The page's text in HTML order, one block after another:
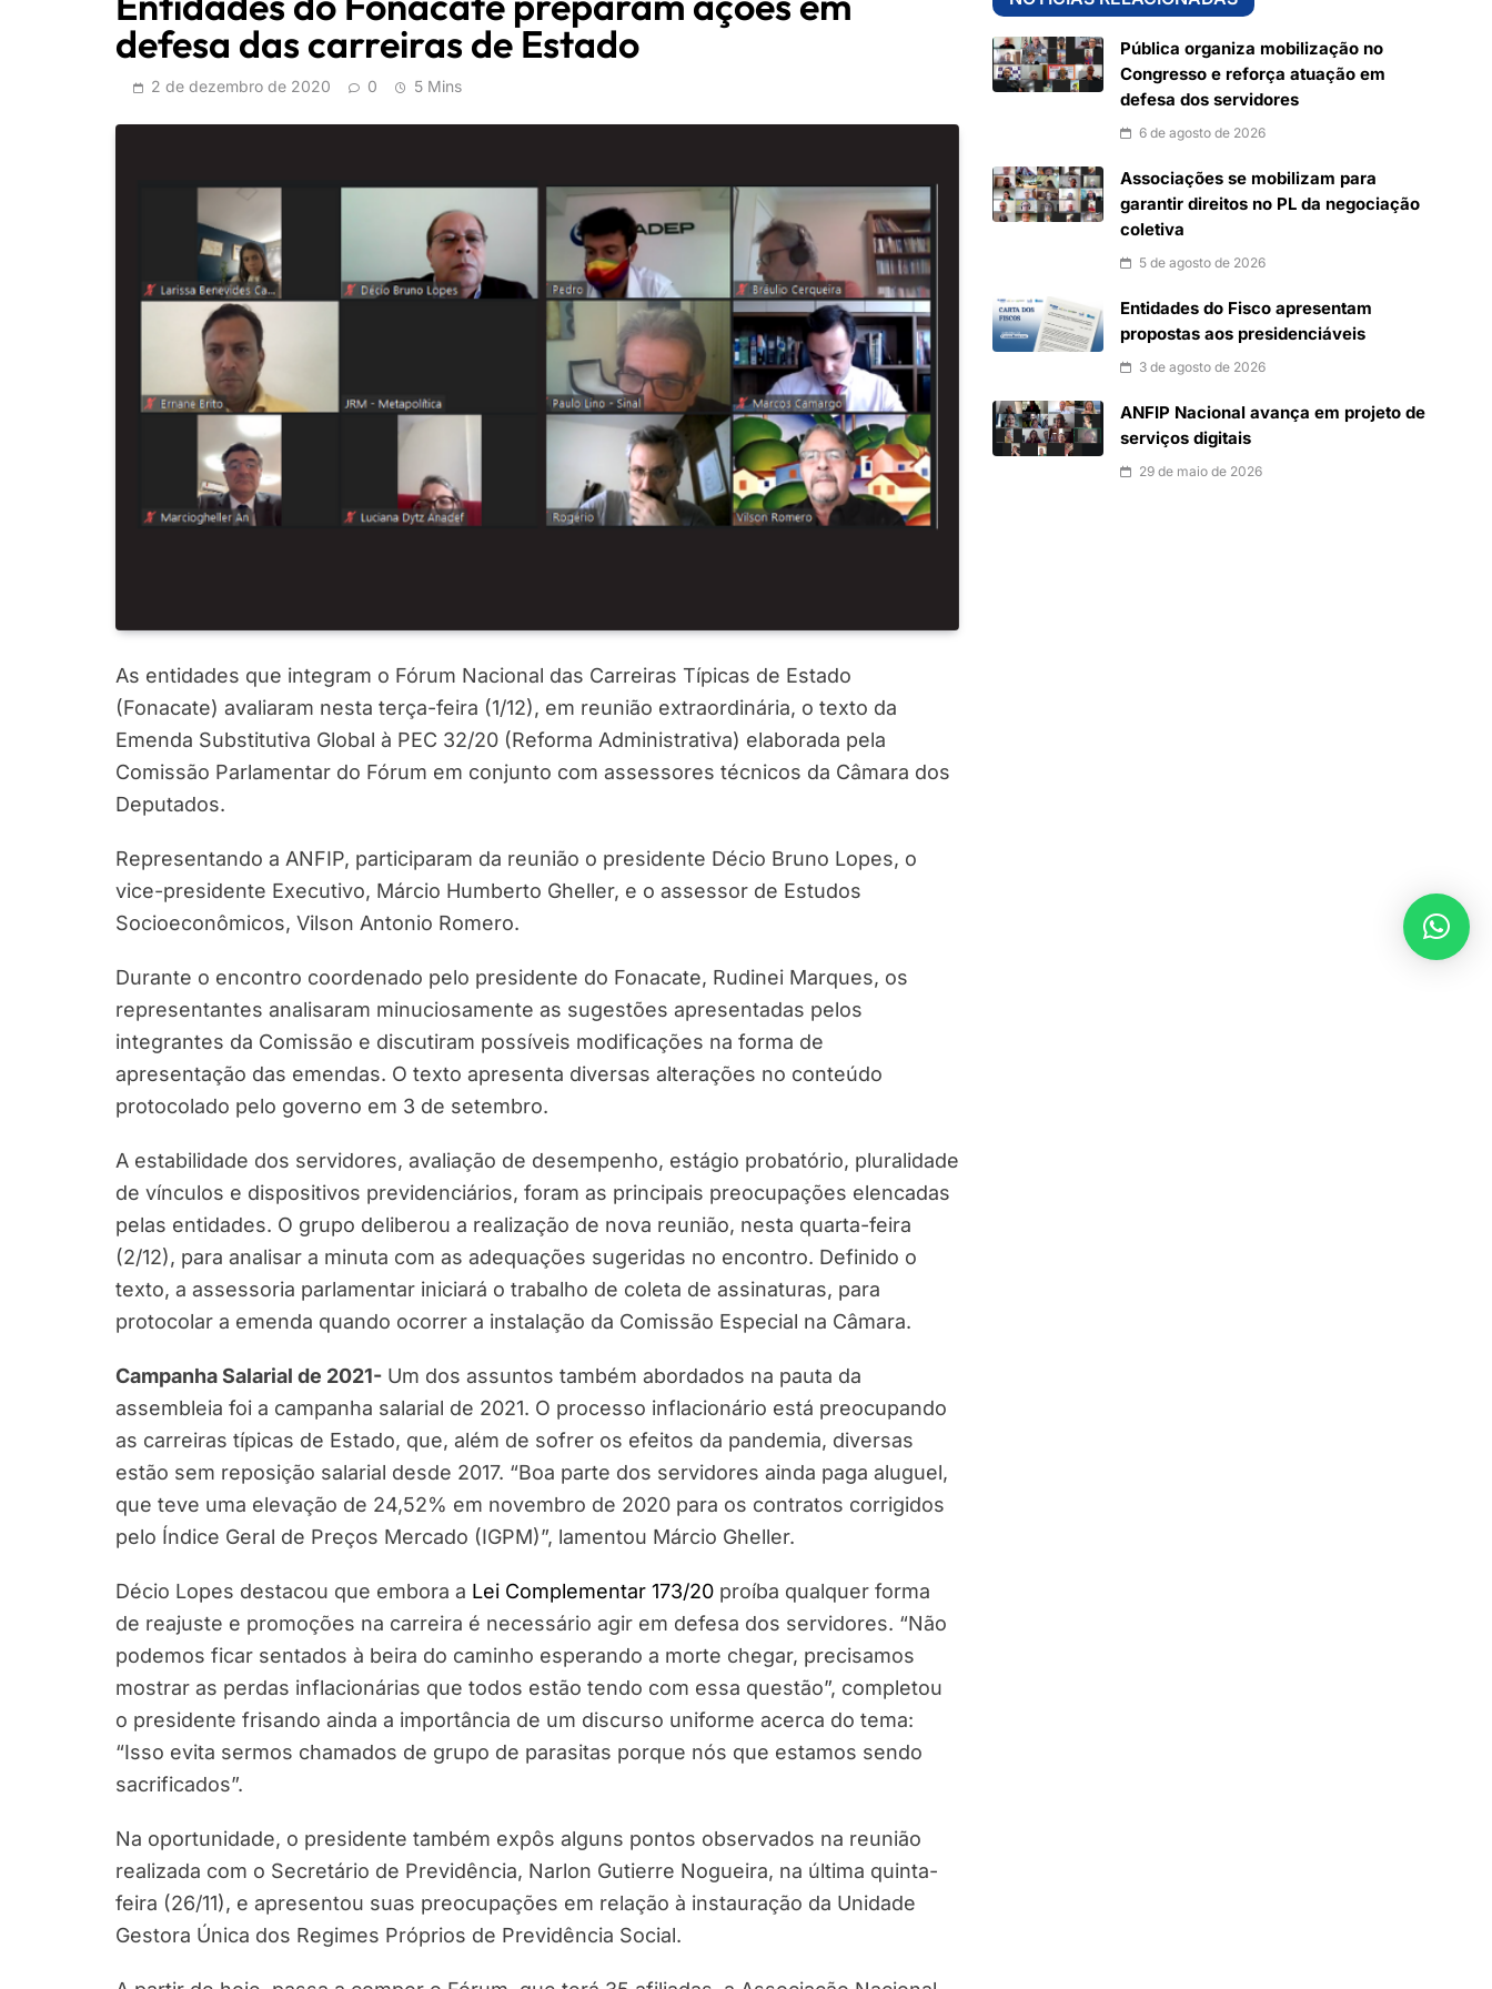
defesa das carreiras de Estado
2 de dezembro de 2020 0 5 Mins
As entidades que integram o Fórum Nacional das Carreiras Típicas de Estado
(Fonacate) avaliaram nesta terça-feira (1/12), em reunião extraordinária, o texto da
Emenda Substitutiva Global à PEC 32/20 (Reforma Administrativa) elaborada pela
Comissão Parlamentar do Fórum em conjunto com assessores técnicos da Câmara dos
Deputados.
Representando a ANFIP, participaram da reunião o presidente Décio Bruno Lopes, o
vice-presidente Executivo, Márcio Humberto Gheller, e o assessor de Estudos
Socioeconômicos, Vilson Antonio Romero.
Durante o encontro coordenado pelo presidente do Fonacate, Rudinei Marques, os
representantes analisaram minuciosamente as sugestões apresentadas pelos
integrantes da Comissão e discutiram possíveis modificações na forma de
apresentação das emendas. O texto apresenta diversas alterações no conteúdo
protocolado pelo governo em 3 de setembro.
A estabilidade dos servidores, avaliação de desempenho, estágio probatório, pluralidade
de vínculos e dispositivos previdenciários, foram as principais preocupações elencadas
pelas entidades. O grupo deliberou a realização de nova reunião, nesta quarta-feira
(2/12), para analisar a minuta com as adequações sugeridas no encontro. Definido o
texto, a assessoria parlamentar iniciará o trabalho de coleta de assinaturas, para
protocolar a emenda quando ocorrer a instalação da Comissão Especial na Câmara.
Campanha Salarial de 2021- Um dos assuntos também abordados na pauta da
assembleia foi a campanha salarial de 2021. O processo inflacionário está preocupando
as carreiras típicas de Estado, que, além de sofrer os efeitos da pandemia, diversas
estão sem reposição salarial desde 2017. “Boa parte dos servidores ainda paga aluguel,
que teve uma elevação de 24,52% em novembro de 2020 para os contratos corrigidos
pelo Índice Geral de Preços Mercado (IGPM)”, lamentou Márcio Gheller.
Décio Lopes destacou que embora a Lei Complementar 173/20 proíba qualquer forma
de reajuste e promoções na carreira é necessário agir em defesa dos servidores. “Não
podemos ficar sentados à beira do caminho esperando a morte chegar, precisamos
mostrar as perdas inflacionárias que todos estão tendo com essa questão”, completou
o presidente frisando ainda a importância de um discurso uniforme acerca do tema:
“Isso evita sermos chamados de grupo de parasitas porque nós que estamos sendo
sacrificados”.
Na oportunidade, o presidente também expôs alguns pontos observados na reunião
realizada com o Secretário de Previdência, Narlon Gutierre Nogueira, na última quinta-
feira (26/11), e apresentou suas preocupações em relação à instauração da Unidade
Gestora Única dos Regimes Próprios de Previdência Social.
Pública organiza mobilização no
Congresso e reforça atuação em
defesa dos servidores
6 de agosto de 2026
Associações se mobilizam para
garantir direitos no PL da negociação
coletiva
5 de agosto de 2026
Entidades do Fisco apresentam
propostas aos presidenciáveis
3 de agosto de 2026
ANFIP Nacional avança em projeto de
serviços digitais
29 de maio de 2026